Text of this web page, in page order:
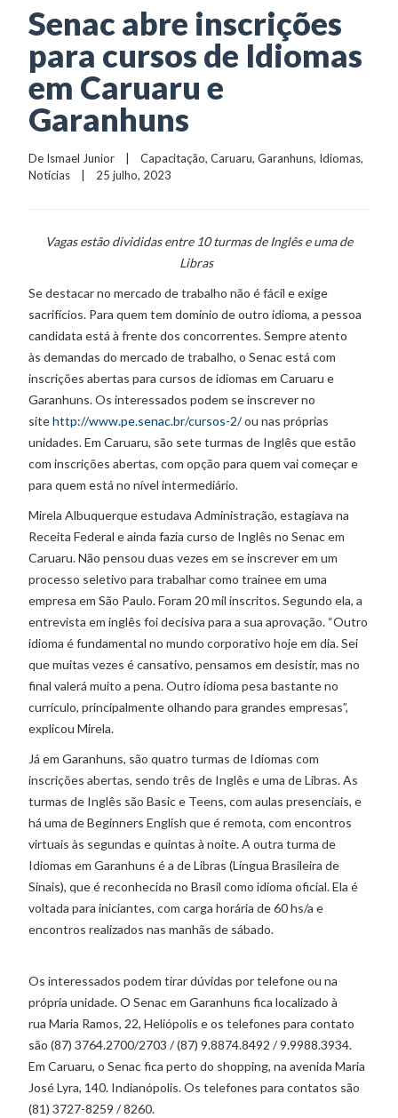
Senac abre inscrições
para cursos de Idiomas
em Caruaru e
Garanhuns
De Ismael Junior
    |
Capacitação, Caruaru, Garanhuns, Idiomas
Notícias
    |    25 julho, 2023
Vagas estão divididas entre 10 turmas de Inglês e uma de
Libras
Se destacar no mercado de trabalho não é fácil e exige
sacrifícios. Para quem tem domínio de outro idioma, a pessoa
candidata está à frente dos concorrentes. Sempre atento
às demandas do mercado de trabalho, o Senac está com
inscrições abertas para cursos de idiomas em Caruaru e
Garanhuns. Os interessados podem se inscrever no
sitehttp://www.pe.senac.br/cursos-2/ou nas próprias
unidades. Em Caruaru, são sete turmas de Inglês que estão
com inscrições abertas, com opção para quem vai começar e
para quem está no nível intermediário.
Mirela Albuquerque estudava Administração, estagiava na
Receita Federal e ainda fazia curso de Inglês no Senac em
Caruaru. Não pensou duas vezes em se inscrever em um
processo seletivo para trabalhar como trainee em uma
empresa em São Paulo. Foram 20 mil inscritos. Segundo ela, a
entrevista em inglês foi decisiva para a sua aprovação. “Outro
idioma é fundamental no mundo corporativo hoje em dia. Sei
que muitas vezes é cansativo, pensamos em desistir, mas no
final valerá muito a pena. Outro idioma pesa bastante no
currículo, principalmente olhando para grandes empresas”,
explicou Mirela.
Já em Garanhuns, são quatro turmas de Idiomas com
inscrições abertas, sendo três de Inglês e uma de Libras. As
turmas de Inglês são Basic e Teens, com aulas presenciais, e
há uma de Beginners English que é remota, com encontros
virtuais às segundas e quintas à noite. A outra turma de
Idiomas em Garanhuns é a de Libras (Língua Brasileira de
Sinais), que é reconhecida no Brasil como idioma oficial. Ela é
voltada para iniciantes, com carga horária de 60 hs/a e
encontros realizados nas manhãs de sábado.
Os interessados podem tirar dúvidas por telefone ou na
própria unidade. O Senac em Garanhuns fica localizado à
rua Maria Ramos, 22, Heliópolis e os telefones para contato
são (87) 3764.2700/2703 / (87) 9.8874.8492 / 9.9988.3934.
Em Caruaru, o Senac fica perto do shopping, na avenida Maria
José Lyra, 140. Indianópolis. Os telefones para contatos são
(81) 3727-8259 / 8260.